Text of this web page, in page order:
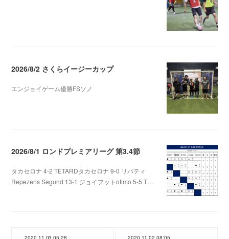
2026/8/2 さくらイージーカップ
エンジョイゲーム優勝FSソノ
2026/8/1 ロンドプレミアリーグ 第3.4節
タカセロナ 4-2 TETARDタカセロナ 9-0 リバティ
Repezens Segund 13-1 ジョイフットotimo 5-5 T…
2020.11.03 05:28 2020.11.02 08:05